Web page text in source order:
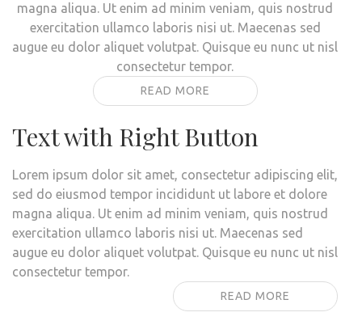
magna aliqua. Ut enim ad minim veniam, quis nostrud
exercitation ullamco laboris nisi ut. Maecenas sed
augue eu dolor aliquet volutpat. Quisque eu nunc ut nisl
consectetur tempor.
READ MORE
Text with Right Button
Lorem ipsum dolor sit amet, consectetur adipiscing elit,
sed do eiusmod tempor incididunt ut labore et dolore
magna aliqua. Ut enim ad minim veniam, quis nostrud
exercitation ullamco laboris nisi ut. Maecenas sed
augue eu dolor aliquet volutpat. Quisque eu nunc ut nisl
consectetur tempor.
READ MORE